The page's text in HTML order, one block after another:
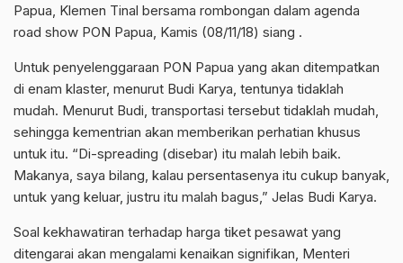
Papua, Klemen Tinal bersama rombongan dalam agenda
road show PON Papua, Kamis (08/11/18) siang .
Untuk penyelenggaraan PON Papua yang akan ditempatkan
di enam klaster, menurut Budi Karya, tentunya tidaklah
mudah. Menurut Budi, transportasi tersebut tidaklah mudah,
sehingga kementrian akan memberikan perhatian khusus
untuk itu. “Di-spreading (disebar) itu malah lebih baik.
Makanya, saya bilang, kalau persentasenya itu cukup banyak,
untuk yang keluar, justru itu malah bagus,” Jelas Budi Karya.
Soal kekhawatiran terhadap harga tiket pesawat yang
ditengarai akan mengalami kenaikan signifikan, Menteri